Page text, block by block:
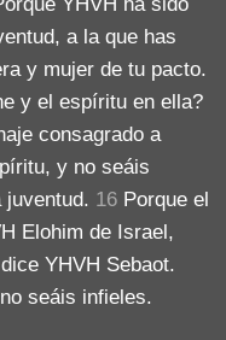
a la que has
y mujer de tu pacto.
y el espíritu en ella?
consagrado a
y no seáis
juventud. 16 Porque el
Elohim de Israel,
YHVH Sebaot.
seáis infieles.